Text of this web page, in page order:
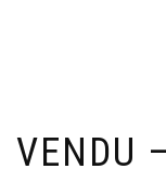
VENDU